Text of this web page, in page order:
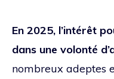
En 2025, l’intérêt
dans une volonté
nombreux adeptes